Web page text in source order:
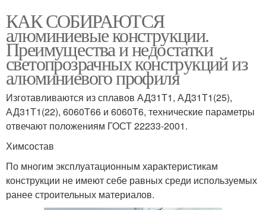
КАК СОБИРАЮТСЯ
алюминиевые конструкции.
Преимущества и недостатки
светопрозрачных конструкций из
алюминиевого профиля
Изготавливаются из сплавов АД31Т1, АД31Т1(25),
АД31Т1(22), 6060Т66 и 6060Т6, технические параметры
отвечают положениям ГОСТ 22233-2001.
Химсостав
По многим эксплуатационным характеристикам
конструкции не имеют себе равных среди используемых
ранее строительных материалов.